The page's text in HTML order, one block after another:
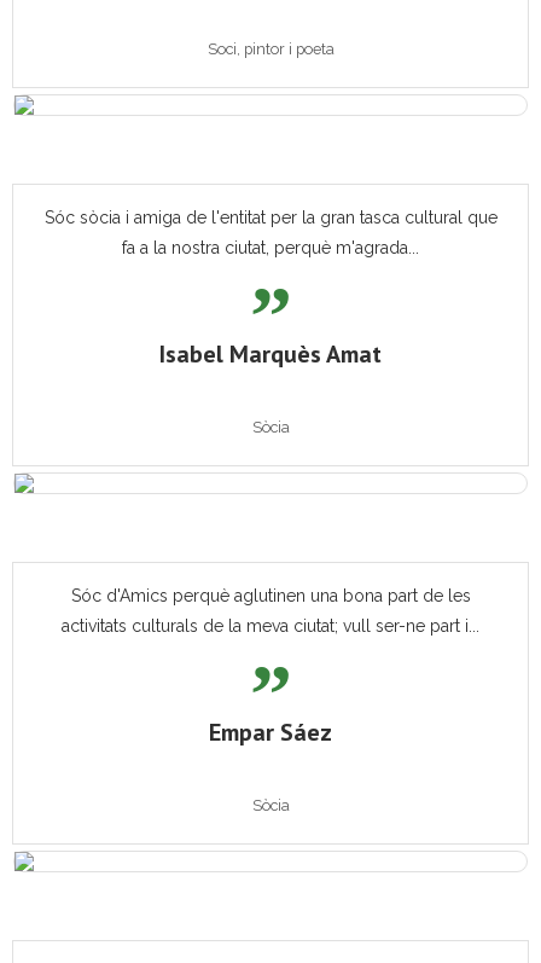
Soci, pintor i poeta
Sóc sòcia i amiga de l'entitat per la gran tasca cultural que
fa a la nostra ciutat, perquè m'agrada...
Isabel Marquès Amat
Sòcia
Sóc d'Amics perquè aglutinen una bona part de les
activitats culturals de la meva ciutat; vull ser-ne part i...
Empar Sáez
Sòcia